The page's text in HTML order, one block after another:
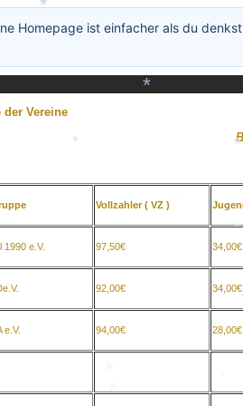
der Vereine
Vollzahler ( VZ )
1990 e.V. 97,50€ 34,00€
92,00€ 34,00€
e.V. 94,00€ 28,00€
Homepage ist einfacher als du
*
*
*
*